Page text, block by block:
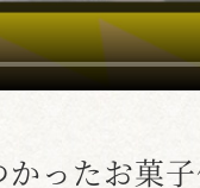
ったお菓子